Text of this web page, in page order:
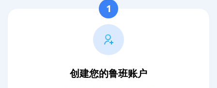
1
创建您的鲁班账户